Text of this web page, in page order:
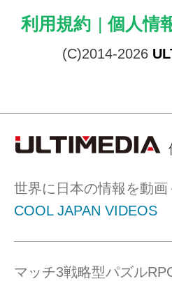
利用規約 | 個人情
(C)2014-2026
世界に日本の情報を動
COOL JAPAN VIDEOS
マッチ3戦略型パズル